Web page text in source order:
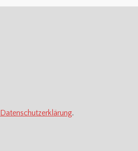
Datenschutzerklärung.